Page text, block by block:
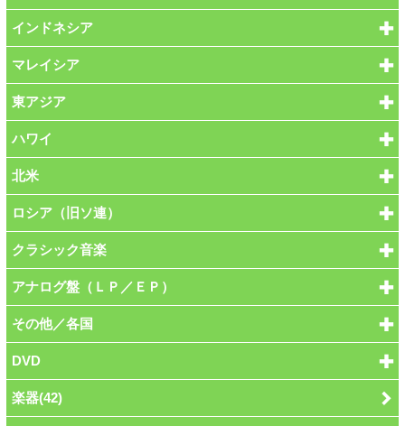
インドネシア
マレイシア
東アジア
ハワイ
北米
ロシア（旧ソ連）
クラシック音楽
アナログ盤（ＬＰ／ＥＰ）
その他／各国
DVD
楽器(42)